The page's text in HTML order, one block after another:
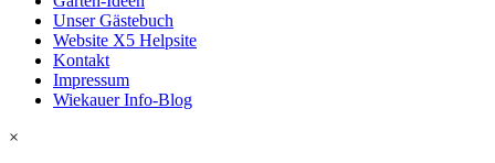
Unser Gästebuch
Website X5 Helpsite
Kontakt
Impressum
Wiekauer Info-Blog
×